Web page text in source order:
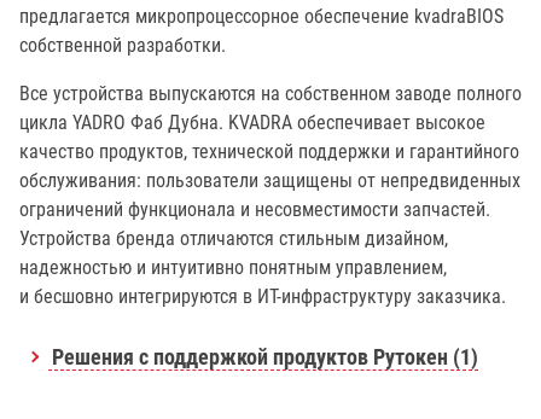
предлагается микропроцессорное обеспечение kvadraBIOS
собственной разработки.
Все устройства выпускаются на собственном заводе полного
цикла YADRO Фаб Дубна. KVADRA обеспечивает высокое
качество продуктов, технической поддержки и гарантийного
обслуживания: пользователи защищены от непредвиденных
ограничений функционала и несовместимости запчастей.
Устройства бренда отличаются стильным дизайном,
надежностью и интуитивно понятным управлением,
и бесшовно интегрируются в ИТ-инфраструктуру заказчика.
Решения с поддержкой продуктов Рутокен (1)